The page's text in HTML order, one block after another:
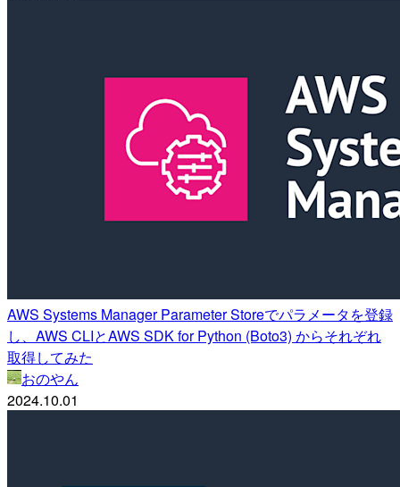
AWS Systems Manager Parameter Storeでパラメータを登録
し、AWS CLIとAWS SDK for Python (Boto3) からそれぞれ
取得してみた
おのやん
2024.10.01